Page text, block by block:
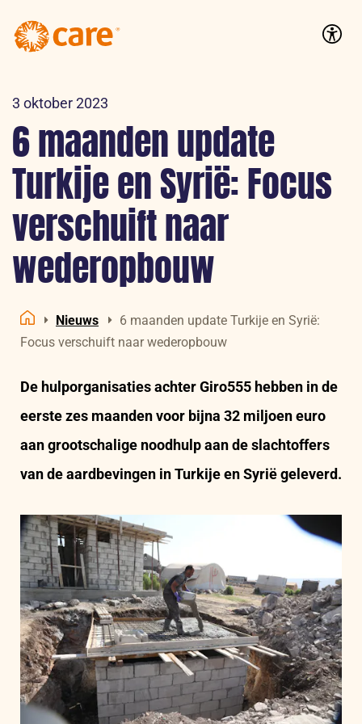
3 oktober 2023
6 maanden update
Turkije en Syrië: Focus
verschuift naar
wederopbouw
Home
Nieuws
6 maanden update Turkije en Syrië:
Focus verschuift naar wederopbouw
De hulporganisaties achter Giro555 hebben in de
eerste zes maanden voor bijna 32 miljoen euro
aan grootschalige noodhulp aan de slachtoffers
van de aardbevingen in Turkije en Syrië geleverd.